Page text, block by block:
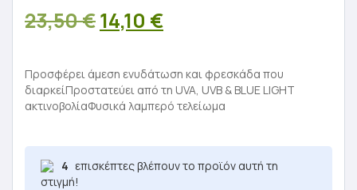
23,50€Original
was:
23,50 €.
14,10 €Η
τιμή
είναι:
Προσφέρει άμεση ενυδάτωση και φρεσκάδα που
διαρκείΠροστατεύει από τη UVA, UVB & BLUE LIGHT
ακτινοβολίαΦυσικά λαμπερό τελείωμα
4 επισκέπτες βλέπουν το προϊόν αυτή τη
στιγμή!